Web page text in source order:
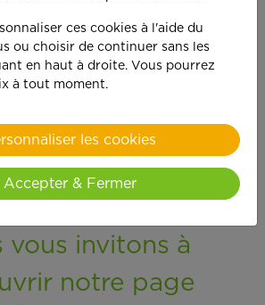
! Quelque
manque...
que nous ne
pas ce que vous
vous invitons à
notre page
ces cookies à l'aide du
ou choisir de continuer sans les
en haut à droite. Vous pourrez
à tout moment.
les cookies
Accepter & Fermer